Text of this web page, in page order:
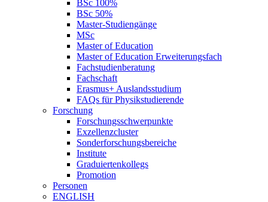
BSc 100%
BSc 50%
Master-Studiengänge
MSc
Master of Education
Master of Education Erweiterungsfach
Fachstudienberatung
Fachschaft
Erasmus+ Auslandsstudium
FAQs für Physikstudierende
Forschung
Forschungsschwerpunkte
Exzellenzcluster
Sonderforschungsbereiche
Institute
Graduiertenkollegs
Promotion
Personen
ENGLISH